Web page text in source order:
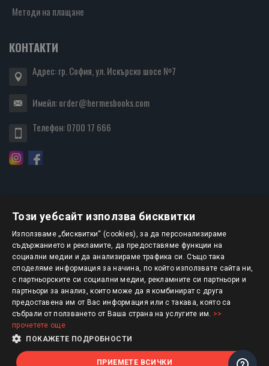
Методи на плащане
КОНТАКТИ
Адрес: гр. София, ул. Искърско шосе №7
Имейл:order@hermesbooks.com
Телефон:0700 17 666
БЮЛЕТИН
АБОНИРАНЕ
Авторско право © 2025 HERMESBOOKS.BG
1 EUR = 1.95583 BGN
Този уебсайт използва бисквитки
Използваме „бисквитки“ (cookies), за да персонализираме
съдържанието и рекламите, да предоставяме функции на
социални медии и да анализираме трафика си. Също така
споделяме информация за начина, по който използвате сайта ни,
с партньорските си социални медии, рекламните си партньори и
партньори за анализ, които може да я комбинират с друга
предоставена им от Вас информация или с такава, която са
събрали от ползването от Ваша страна на услугите им. >>
прочетете още
ПОКАЖЕТЕ ПОДРОБНОСТИ
ПРИЕМЕТЕ ВСИЧКИ